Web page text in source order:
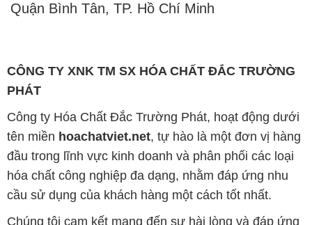
Quận Bình Tân, TP. Hồ Chí Minh
CÔNG TY XNK TM SX HÓA CHẤT ĐẮC TRƯỜNG
PHÁT
Công ty Hóa Chất Đắc Trường Phát, hoạt động dưới
tên miền hoachatviet.net, tự hào là một đơn vị hàng
đầu trong lĩnh vực kinh doanh và phân phối các loại
hóa chất công nghiệp đa dạng, nhằm đáp ứng nhu
cầu sử dụng của khách hàng một cách tốt nhất.
Chúng tôi cam kết mang đến sự hài lòng và đáp ứng